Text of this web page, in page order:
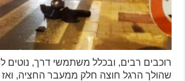
רוכבים רבים, ובכלל משתמשי דרך, נוטים
שהולך הרגל חוצה חלק ממעבר החציה,